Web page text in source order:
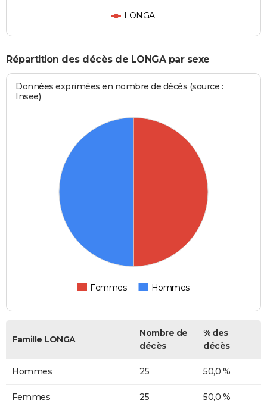
LONGA
Répartition des décès de LONGA par sexe
Données exprimées en nombre de décès (source :
Insee)
Femmes Hommes
Famille LONGA
Nombre de
décès
% des
décès
Hommes 25 50,0 %
Femmes 25 50,0 %